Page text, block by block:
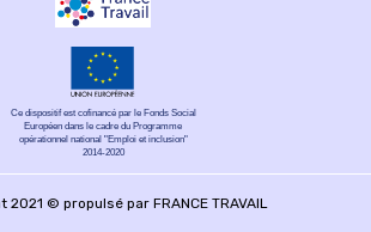
Ce dispositif est cofinancé par le Fonds Social
Européen dans le cadre du Programme
opérationnel national "Emploi et inclusion"
2014-2020
2021 © propulsé par FRANCE TRAVAIL